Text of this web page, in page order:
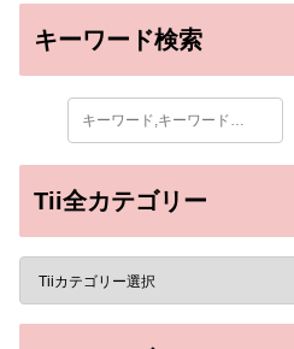
キーワード検索
Tii全カテゴリー